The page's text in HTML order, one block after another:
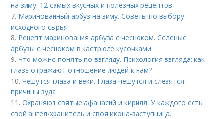
на зиму: 12 самых вкусных и полезных рецептов
7. Маринованный арбуз на зиму. Советы по выбору
исходного сырья
8. Рецепт маринования арбуза с чесноком. Соленые
арбузы с чесноком в кастрюле кусочками
9.Что можно понять по взгляду. Психология взгляда: как
глаза отражают отношение людей к нам?
10.Чешутся глаза и веки. Глаза чешутся и слезятся:
причины зуда
11.Охраняют святые афанасий и кирилл. У каждого есть
свой ангел-хранитель и своя икона-заступница.